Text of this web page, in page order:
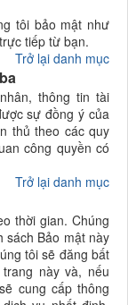
tôi bảo mật như
tiếp từ bạn.
Trở lại danh mục
thông tin tài
sự đồng ý của
thủ theo các quy
công quyền có
Trở lại danh mục
thời gian. Chúng
sách Bảo mật này
tôi sẽ đăng bất
này và, nếu
cung cấp thông